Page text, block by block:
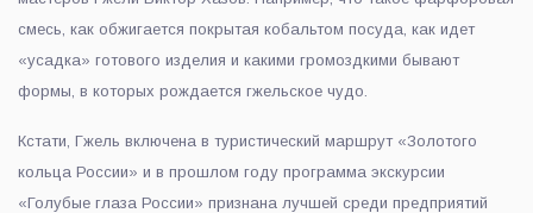
смесь, как обжигается покрытая кобальтом посуда, как идет
«усадка» готового изделия и какими громоздкими бывают
формы, в которых рождается гжельское чудо.
Кстати, Гжель включена в туристический маршрут «Золотого
кольца России» и в прошлом году программа экскурсии
«Голубые глаза России» признана лучшей среди предприятий